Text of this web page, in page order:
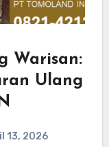
Warisan:
Ulang
13, 2026